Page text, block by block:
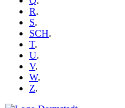
R.
S.
SCH.
T.
U.
V.
W.
Z.